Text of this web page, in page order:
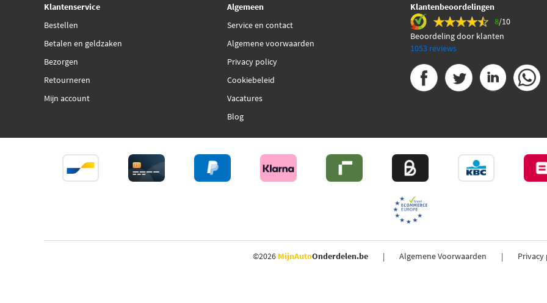
Klantenservice
Bestellen
Betalen en geldzaken
Bezorgen
Retourneren
Mijn account
Algemeen
Service en contact
Algemene voorwaarden
Privacy policy
Cookiebeleid
Vacatures
Blog
Klantenbeoordelingen
8/10
Beoordeling door klanten
1053 reviews
©2026 MijnAutoOnderdelen.be Algemene Voorwaarden Privacy